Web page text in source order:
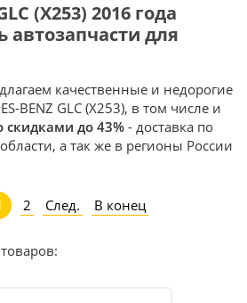
(X253) 2016 года
автозапчасти для
качественные и недорогие
BENZ GLC (X253), в том числе и
скидками до 43% - доставка по
а так же в регионы России
2 След. В конец